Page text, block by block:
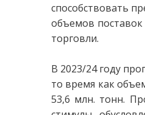
способствовать
объемов
торговли.
В 2023/24 году
то время как
53,6 млн. тонн.